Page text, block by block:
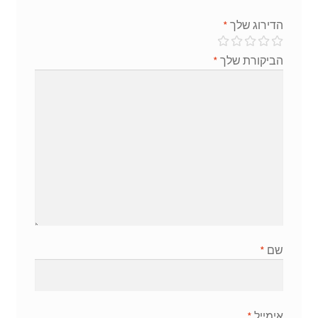
הדירוג שלך *
הביקורת שלך *
שם *